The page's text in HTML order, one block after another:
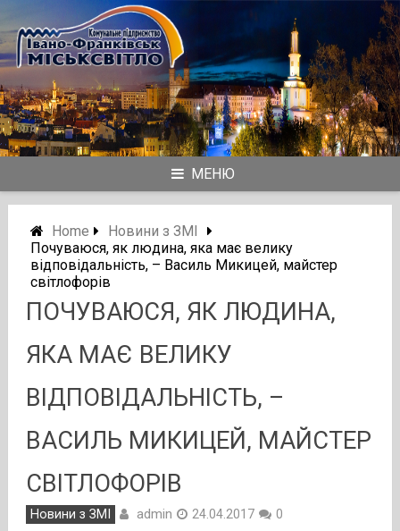
to
content
МЕНЮ
Home
Новини з ЗМІ
Почуваюся, як людина, яка має велику
відповідальність, – Василь Микицей, майстер
світлофорів
ПОЧУВАЮСЯ, ЯК ЛЮДИНА,
ЯКА МАЄ ВЕЛИКУ
ВІДПОВІДАЛЬНІСТЬ, –
ВАСИЛЬ МИКИЦЕЙ, МАЙСТЕР
СВІТЛОФОРІВ
Новини з ЗМІ admin 24.04.2017 0